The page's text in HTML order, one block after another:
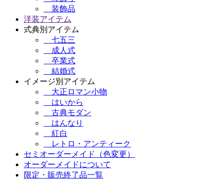
装飾品
洋装アイテム
式典別アイテム
七五三
成人式
卒業式
結婚式
イメージ別アイテム
大正ロマン小物
はいから
古典モダン
はんなり
紅白
レトロ・アンティーク
セミオーダーメイド（色変更）
オーダーメイドについて
限定・販売終了品一覧